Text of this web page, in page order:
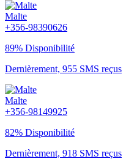
Malte
+356-98390626
89% Disponibilité
Dernièrement, 955 SMS reçus
Malte
+356-98149925
82% Disponibilité
Dernièrement, 918 SMS reçus